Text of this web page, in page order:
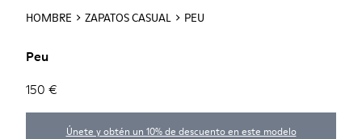
HOMBRE ZAPATOS CASUAL PEU
Peu
150 €
Únete y obtén un 10% de descuento en este modelo